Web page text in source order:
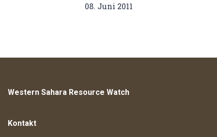
08. Juni 2011
Western Sahara Resource Watch
Kontakt